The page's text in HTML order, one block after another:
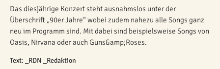
Das diesjährige Konzert steht ausnahmslos unter der
Überschrift „90er Jahre“ wobei zudem nahezu alle Songs ganz
neu im Programm sind. Mit dabei sind beispielsweise Songs von
Oasis, Nirvana oder auch Guns&amp;Roses.
Text: _RDN _Redaktion